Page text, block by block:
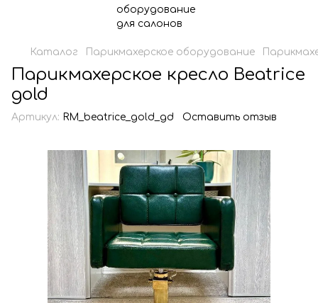
Каталог Парикмахерское оборудование
Парикмахерское кресло Beatrice
gold
Артикул: RM_beatrice_gold_gd Оставить отзыв